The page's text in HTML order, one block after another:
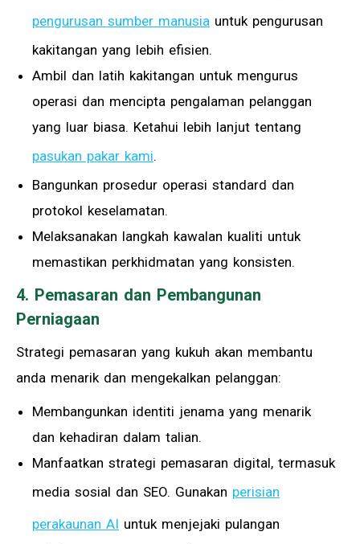
pengurusan sumber manusia untuk pengurusan
kakitangan yang lebih efisien.
Ambil dan latih kakitangan untuk mengurus
operasi dan mencipta pengalaman pelanggan
yang luar biasa. Ketahui lebih lanjut tentang
pasukan pakar kami.
Bangunkan prosedur operasi standard dan
protokol keselamatan.
Melaksanakan langkah kawalan kualiti untuk
memastikan perkhidmatan yang konsisten.
4. Pemasaran dan Pembangunan
Perniagaan
Strategi pemasaran yang kukuh akan membantu
anda menarik dan mengekalkan pelanggan:
Membangunkan identiti jenama yang menarik
dan kehadiran dalam talian.
Manfaatkan strategi pemasaran digital, termasuk
media sosial dan SEO. Gunakan perisian
perakaunan AI untuk menjejaki pulangan